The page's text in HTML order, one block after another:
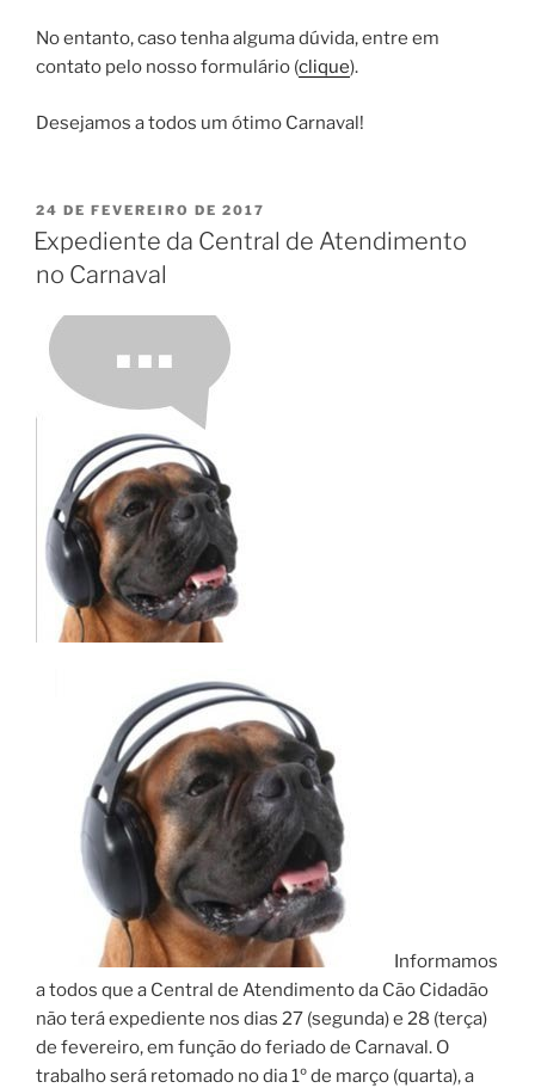
No entanto, caso tenha alguma dúvida, entre em
contato pelo nosso formulário (clique).
Desejamos a todos um ótimo Carnaval!
24 DE FEVEREIRO DE 2017
Expediente da Central de Atendimento
no Carnaval
Informamos
a todos que a Central de Atendimento da Cão Cidadão
não terá expediente nos dias 27 (segunda) e 28 (terça)
de fevereiro, em função do feriado de Carnaval. O
trabalho será retomado no dia 1º de março (quarta), a